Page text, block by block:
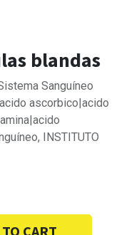
blandas
Sanguíneo
ascorbico|acido
INSTITUTO
CART